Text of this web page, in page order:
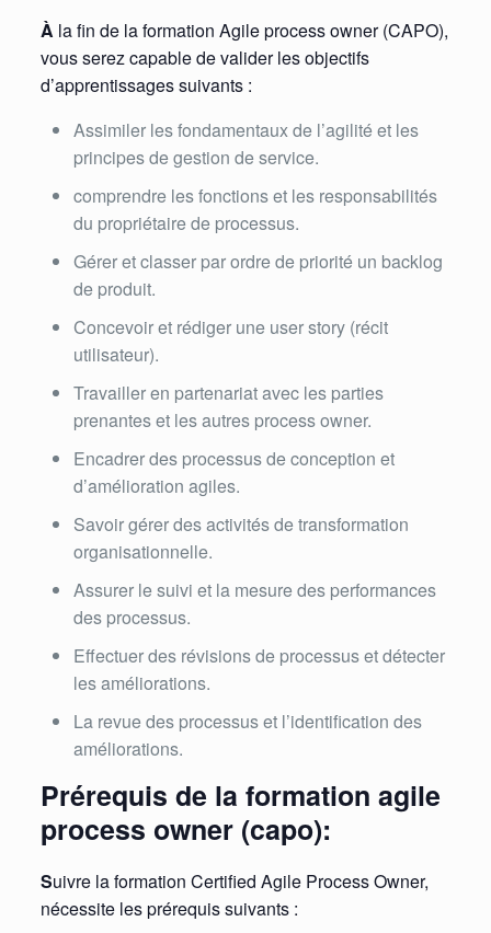
À la fin de la formation Agile process owner (CAPO),
vous serez capable de valider les objectifs
d’apprentissages suivants :
Assimiler les fondamentaux de l’agilité et les
principes de gestion de service.
comprendre les fonctions et les responsabilités
du propriétaire de processus.
Gérer et classer par ordre de priorité un backlog
de produit.
Concevoir et rédiger une user story (récit
utilisateur).
Travailler en partenariat avec les parties
prenantes et les autres process owner.
Encadrer des processus de conception et
d’amélioration agiles.
Savoir gérer des activités de transformation
organisationnelle.
Assurer le suivi et la mesure des performances
des processus.
Effectuer des révisions de processus et détecter
les améliorations.
La revue des processus et l’identification des
améliorations.
Prérequis de la formation agile
process owner (capo):
Suivre la formation Certified Agile Process Owner,
nécessite les prérequis suivants :